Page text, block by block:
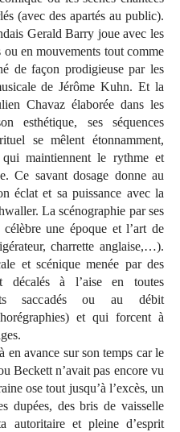
(avec des apartés au public).
Gerald Barry joue avec les
ou en mouvements tout comme
de façon prodigieuse par les
de Jérôme Kuhn. Et la
Chavaz élaborée dans les
esthétique, ses séquences
se mêlent étonnamment,
qui maintiennent le rythme et
Ce savant dosage donne au
éclat et sa puissance avec la
La scénographie par ses
une époque et l’art de
charrette anglaise,…).
et scénique menée par des
décalés à l’aise en toutes
saccadés ou au débit
et qui forcent à
en avance sur son temps car le
Beckett n’avait pas encore vu
ose tout jusqu’à l’excès, un
dupées, des bris de vaisselle
autoritaire et pleine d’esprit